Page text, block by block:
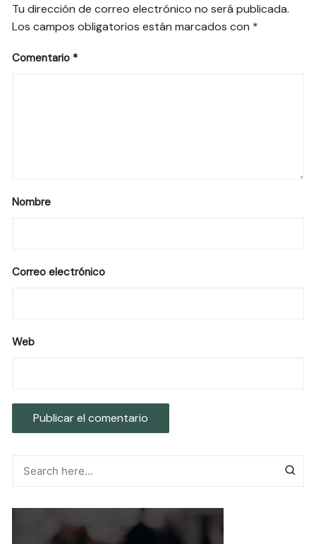
Tu dirección de correo electrónico no será publicada.
Los campos obligatorios están marcados con *
Comentario *
Nombre
Correo electrónico
Web